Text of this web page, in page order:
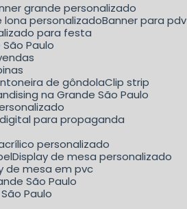
grande personalizado
lona personalizado Banner para pdv
para festa
Paulo
de gôndola Clip strip
na Grande São Paulo
digital para propaganda
personalizado
Display de mesa personalizado
de mesa em pvc
São Paulo
Paulo